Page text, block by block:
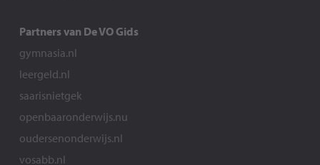
Partners van De VO Gids
gymnasia.nl
leergeld.nl
saarisnietgek
openbaaronderwijs.nu
oudersenonderwijs.nl
vosabb.nl